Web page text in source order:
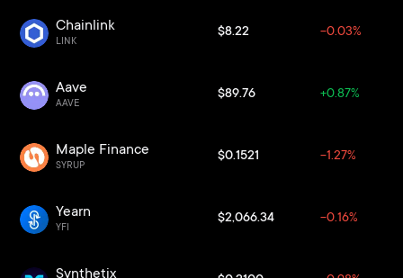
Chainlink
LINK
$8.22 -0.03%
Aave
AAVE
$89.76 +0.87%
Maple Finance
SYRUP
$0.1521 -1.27%
Yearn
YFI
$2,066.34 -0.16%
Synthetix